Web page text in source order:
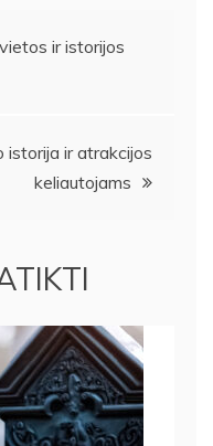
ir istorijos
istorija ir atrakcijos
keliautojams